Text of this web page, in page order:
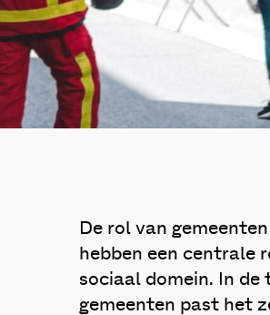
De rol van
hebben een centrale
sociaal domein. In
gemeenten past het